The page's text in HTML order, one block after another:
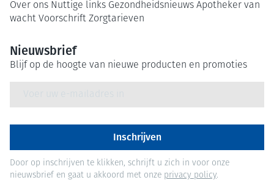
Over ons Nuttige links Gezondheidsnieuws Apotheker van
wacht Voorschrift Zorgtarieven
Nieuwsbrief
Blijf op de hoogte van nieuwe producten en promoties
Inschrijven
Door op inschrijven te klikken, schrijft u zich in voor onze
nieuwsbrief en gaat u akkoord met onze privacy policy.